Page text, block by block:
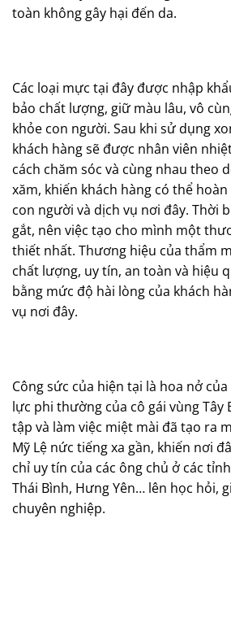
toàn không gây hại đến da.
Các loại mực tại đây được nhập
bảo chất lượng, giữ màu lâu, vô
khỏe con người. Sau khi sử dụng
khách hàng sẽ được nhân viên
cách chăm sóc và cùng nhau theo
xăm, khiến khách hàng có thể
con người và dịch vụ nơi đây. Thời
gắt, nên việc tạo cho mình một
thiết nhất. Thương hiệu của thẩm
chất lượng, uy tín, an toàn và hiệu
bằng mức độ hài lòng của khách
vụ nơi đây.
Công sức của hiện tại là hoa nở
lực phi thường của cô gái vùng Tây
tập và làm việc miệt mài đã tạo ra
Mỹ Lệ nức tiếng xa gần, khiến nơi
chỉ uy tín của các ông chủ ở các
Thái Bình, Hưng Yên… lên học hỏi,
chuyên nghiệp.